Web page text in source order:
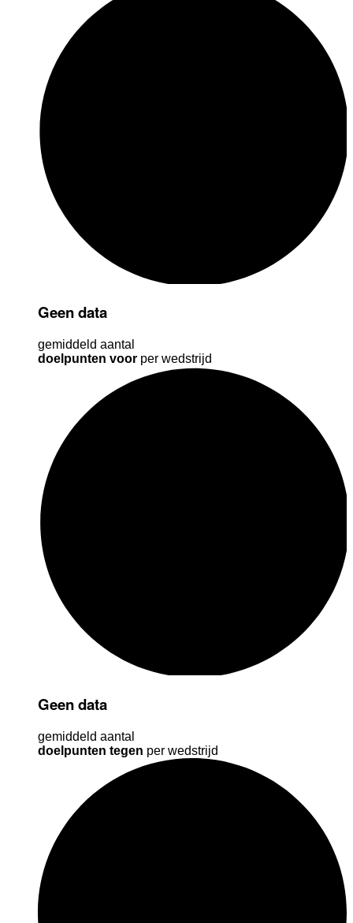
Geen data
gemiddeld aantal
doelpunten voor per wedstrijd
Geen data
gemiddeld aantal
doelpunten tegen per wedstrijd